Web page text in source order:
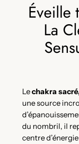
Éveille
La
Lechakra
une source
du nombril, il
centre